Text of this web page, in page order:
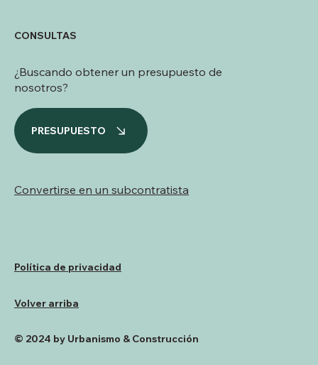
CONSULTAS
¿Buscando obtener un presupuesto de
nosotros?
PRESUPUESTO
Convertirse en un subcontratista
Política de privacidad
Volver arriba
© 2024 by Urbanismo & Construcción